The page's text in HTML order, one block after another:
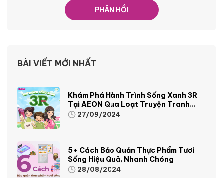
BÀI VIẾT MỚI NHẤT
Khám Phá Hành Trình Sống Xanh 3R
Tại AEON Qua Loạt Truyện Tranh
Sinh Động Và Thú Vị
27/09/2024
5+ Cách Bảo Quản Thực Phẩm Tươi
Sống Hiệu Quả, Nhanh Chóng
28/08/2024